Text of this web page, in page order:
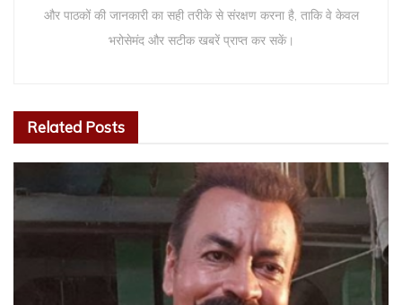
और पाठकों की जानकारी का सही तरीके से संरक्षण करना है, ताकि वे केवल
भरोसेमंद और सटीक खबरें प्राप्त कर सकें।
Related Posts